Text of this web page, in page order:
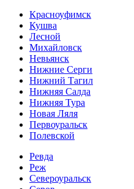
Красноуфимск
Кушва
Лесной
Михайловск
Невьянск
Нижние Серги
Нижний Тагил
Нижняя Салда
Нижняя Тура
Новая Ляля
Первоуральск
Полевской
Ревда
Реж
Североуральск